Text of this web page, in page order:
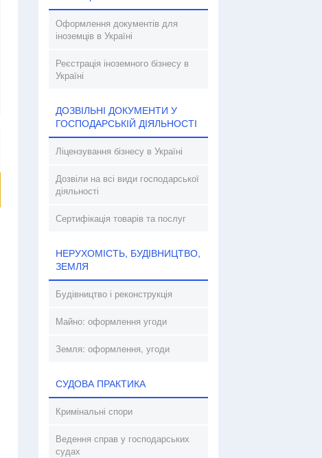
Оформлення документів для
іноземців в Україні
Реєстрація іноземного бізнесу в
Україні
ДОЗВІЛЬНІ ДОКУМЕНТИ У
ГОСПОДАРСЬКІЙ ДІЯЛЬНОСТІ
Ліцензування бізнесу в Україні
Дозвіли на всі види господарської
діяльності
Сертифікація товарів та послуг
НЕРУХОМІСТЬ, БУДІВНИЦТВО,
ЗЕМЛЯ
Будівництво і реконструкція
Майно: оформлення угоди
Земля: оформлення, угоди
СУДОВА ПРАКТИКА
Кримінальні спори
Ведення справ у господарських
судах